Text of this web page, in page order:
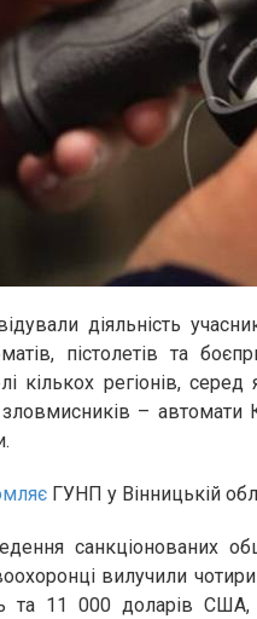
діяльність
пістолетів та
кількох регіонів,
–
ГУНП у Вінницькій
санкціонованих
вилучили
та 11 000 доларів США,